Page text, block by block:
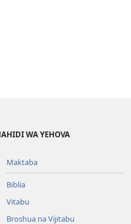
WA YEHOVA
Maktaba
Biblia
Vitabu
Broshua na Vijitabu